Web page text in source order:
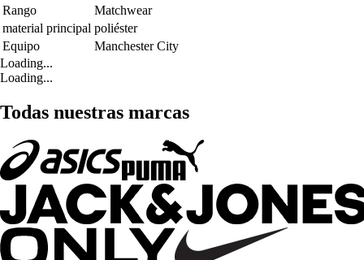
Rango
Matchwear
material principal poliéster
Equipo
Manchester City
Loading...
Loading...
Todas nuestras marcas